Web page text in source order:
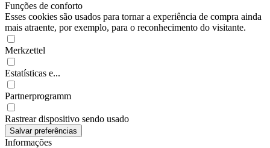
Funções de conforto
Esses cookies são usados para tornar a experiência de compra ainda
mais atraente, por exemplo, para o reconhecimento do visitante.
Merkzettel
Estatísticas e...
Partnerprogramm
Rastrear dispositivo sendo usado
Informações